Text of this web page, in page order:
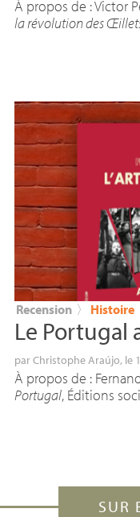
À propos de : Victor
la révolution des
Recension 〉 Histoire
Le Portugal
parChristophe Araújo, le
À propos de :
Portugal, Éditions
SUR